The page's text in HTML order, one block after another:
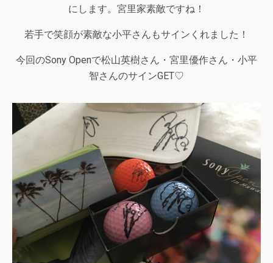
にします。宮里家素敵ですね！
若手で笑顔が素敵な小平さんもサインくれました！
今回のSony Openで松山英樹さん・宮里優作さん・小平
智さんのサインGET♡